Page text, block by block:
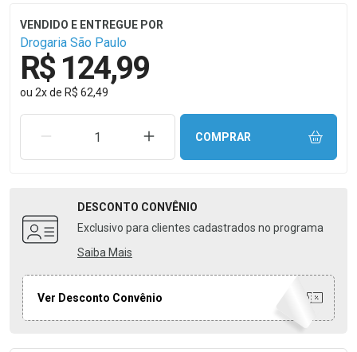
Drogaria São Paulo
R$ 124,99
ou 2xde R$ 62,49
REMOVER UMA UNIDADEAUMENTAR UMA UNIDADE
COMPRAR
DESCONTO CONVÊNIO
Exclusivo para clientes cadastrados no programa
Saiba Mais
Ver Desconto Convênio